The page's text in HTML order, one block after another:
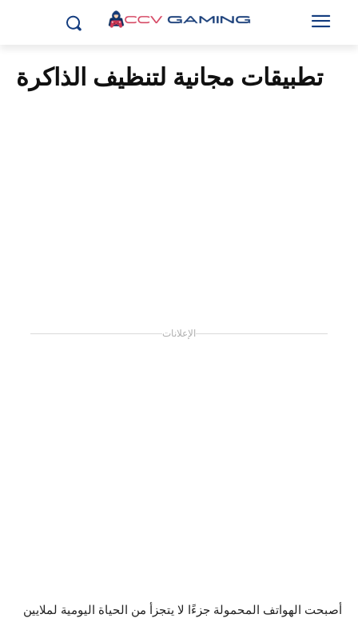
تطبيقات مجانية لتنظيف الذاكرة
الإعلانات
أصبحت الهواتف المحمولة جزءًا لا يتجزأ من الحياة اليومية لملايين